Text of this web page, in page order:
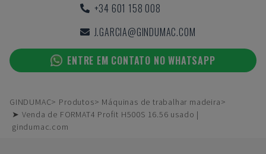
+34 601 158 008
J.GARCIA@GINDUMAC.COM
ENTRE EM CONTATO NO WHATSAPP
GINDUMAC Produtos
Máquinas de trabalhar madeira
➤ Venda de FORMAT4 Profit H500S 16.56 usado |
gindumac.com